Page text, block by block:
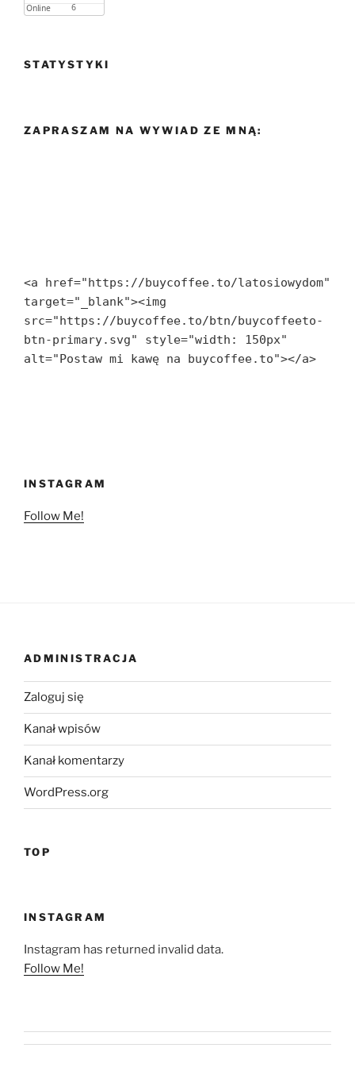
STATYSTYKI
ZAPRASZAM NA WYWIAD ZE MNĄ:
<a href="https://buycoffee.to/latosiowydom"
target="_blank"><img
src="https://buycoffee.to/btn/buycoffeeto-
btn-primary.svg" style="width: 150px"
alt="Postaw mi kawę na buycoffee.to"></a>
INSTAGRAM
Follow Me!
ADMINISTRACJA
Zaloguj się
Kanał wpisów
Kanał komentarzy
WordPress.org
TOP
INSTAGRAM
Instagram has returned invalid data.
Follow Me!